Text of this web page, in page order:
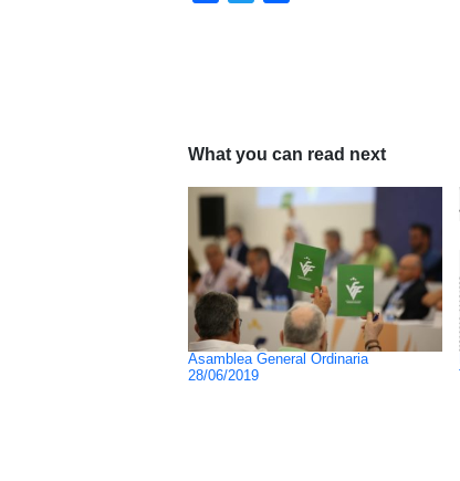
What you can read next
Asamblea General Ordinaria
28/06/2019